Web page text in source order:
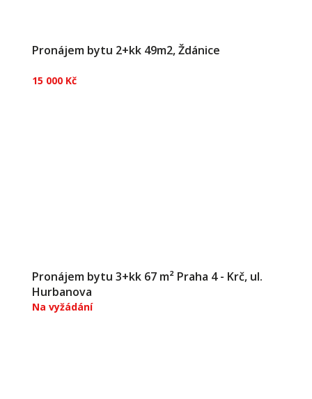
Pronájem bytu 2+kk 49m2, Ždánice
15 000 Kč
Pronájem bytu 3+kk 67 m² Praha 4 - Krč, ul.
Hurbanova
Na vyžádání